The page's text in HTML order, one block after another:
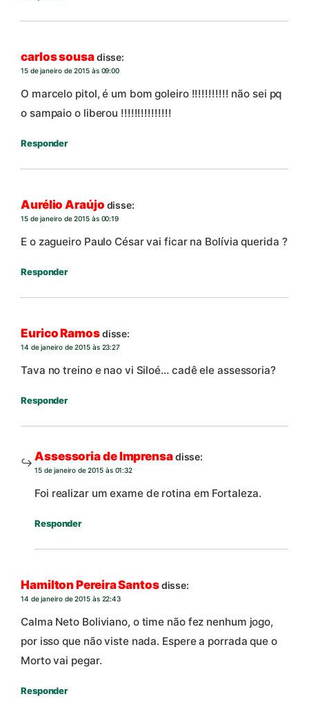
carlos sousadisse:
15 de janeiro de 2015 às 09:00
O marcelo pitol, é um bom goleiro !!!!!!!!!!! não sei pq
o sampaio o liberou !!!!!!!!!!!!!!!
Responder
Aurélio Araújo disse:
15 de janeiro de 2015 às 00:19
E o zagueiro Paulo César vai ficar na Bolívia querida ?
Responder
Eurico Ramosdisse:
14 de janeiro de 2015 às 23:27
Tava no treino e nao vi Siloé… cadê ele assessoria?
Responder
Assessoria de Imprensadisse:
15 de janeiro de 2015 às 01:32
Foi realizar um exame de rotina em Fortaleza.
Responder
Hamilton Pereira Santosdisse:
14 de janeiro de 2015 às 22:43
Calma Neto Boliviano, o time não fez nenhum jogo,
por isso que não viste nada. Espere a porrada que o
Morto vai pegar.
Responder